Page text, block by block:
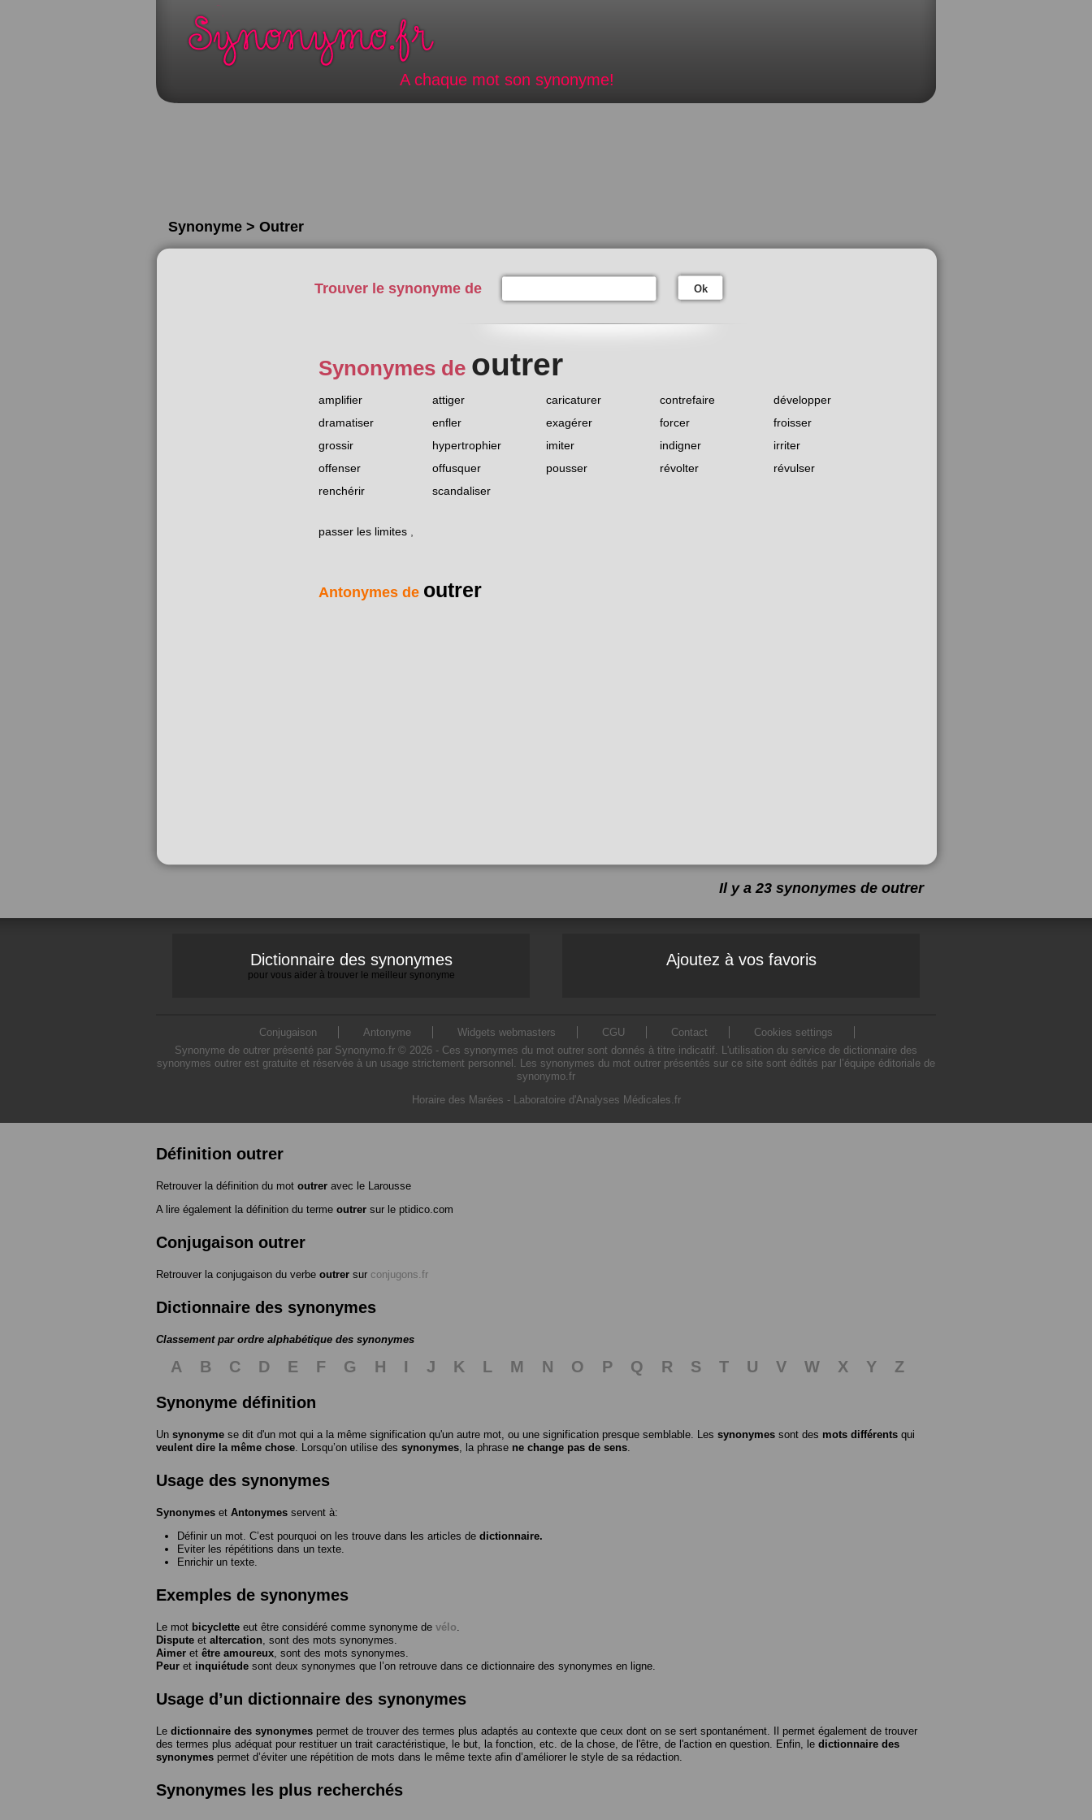
A chaque mot son synonyme!
Synonyme > Outrer
Trouver le synonyme de Ok
Synonymes de outrer
amplifier attiger caricaturer contrefaire
développer
dramatiser
enfler exagérer forcer
froisser
grossir
hypertrophier imiter indigner
irriter
offenser
offusquer pousser révolter
révulser
renchérir
scandaliser
passer les limites
Antonymes de outrer
Il y a 23 synonymes de outrer
Dictionnaire des synonymes
pour vous aider à trouver le meilleur synonyme
Ajoutez à vos favoris
Conjugaison Antonyme Widgets webmasters CGU Contact
Cookies settings
Synonyme de outrer présenté par Synonymo.fr © 2026 - Ces synonymes du mot outrer sont donnés à titre indicatif. L'utilisation du service de dictionnaire des
synonymes outrer est gratuite et réservée à un usage strictement personnel. Les synonymes du mot outrer présentés sur ce site sont édités par l’équipe éditoriale de
synonymo.fr
Horaire des Marées - Laboratoire d'Analyses Médicales.fr
Définition outrer
Retrouver la définition du mot outrer avec le Larousse
A lire également la définition du terme outrer sur le ptidico.com
Conjugaison outrer
Retrouver la conjugaison du verbe outrer sur conjugons.fr
Dictionnaire des synonymes
Classement par ordre alphabétique des synonymes
A B C D E F G H I J K L M N O P Q R S T U V W X Y
Z
Synonyme définition
Un synonyme se dit d'un mot qui a la même signification qu'un autre mot, ou une signification presque semblable. Les synonymes sont des mots différents qui
veulent dire la même chose. Lorsqu’on utilise des synonymes, la phrase ne change pas de sens.
Usage des synonymes
Synonymes et Antonymes servent à:
Définir un mot. C’est pourquoi on les trouve dans les articles de dictionnaire.
Eviter les répétitions dans un texte.
Enrichir un texte.
Exemples de synonymes
Le mot bicyclette eut être considéré comme synonyme de vélo.
Dispute et altercation, sont des mots synonymes.
Aimer et être amoureux, sont des mots synonymes.
Peur et inquiétude sont deux synonymes que l’on retrouve dans ce dictionnaire des synonymes en ligne.
Usage d’un dictionnaire des synonymes
Le dictionnaire des synonymes permet de trouver des termes plus adaptés au contexte que ceux dont on se sert spontanément. Il permet également de trouver
des termes plus adéquat pour restituer un trait caractéristique, le but, la fonction, etc. de la chose, de l'être, de l'action en question. Enfin, le dictionnaire des
synonymes permet d’éviter une répétition de mots dans le même texte afin d’améliorer le style de sa rédaction.
Synonymes les plus recherchés